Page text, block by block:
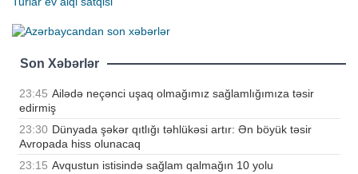
Son Xəbərlər
23:45 Ailədə neçənci uşaq olmağımız sağlamlığımıza təsir
edirmiş
23:30 Dünyada şəkər qıtlığı təhlükəsi artır: Ən böyük təsir
Avropada hiss olunacaq
23:15 Avqustun istisində sağlam qalmağın 10 yolu